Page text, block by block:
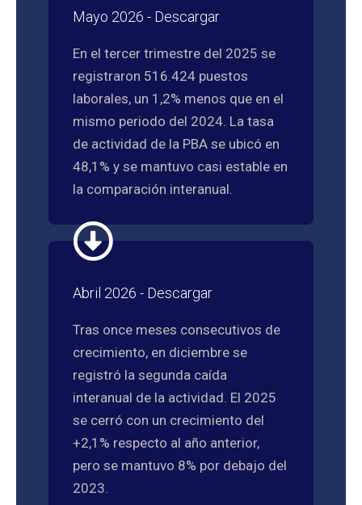
Mayo 2026 - Descargar
En el tercer trimestre del 2025 se
registraron 516.424 puestos
laborales, un 1,2% menos que en el
mismo periodo del 2024. La tasa
de actividad de la PBA se ubicó en
48,1% y se mantuvo casi estable en
la comparación interanual.
Abril 2026 - Descargar
Tras once meses consecutivos de
crecimiento, en diciembre se
registró la segunda caída
interanual de la actividad. El 2025
se cerró con un crecimiento del
+2,1% respecto al año anterior,
pero se mantuvo 8% por debajo del
2023.